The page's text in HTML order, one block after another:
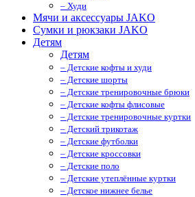
– Худи
Мячи и аксессуары JAKO
Сумки и рюкзаки JAKO
Детям
Детям
– Детские кофты и худи
– Детские шорты
– Детские тренировочные брюки
– Детские кофты флисовые
– Детские тренировочные куртки
– Детский трикотаж
– Детские футболки
– Детские кроссовки
– Детские поло
– Детские утеплённые куртки
– Детское нижнее белье